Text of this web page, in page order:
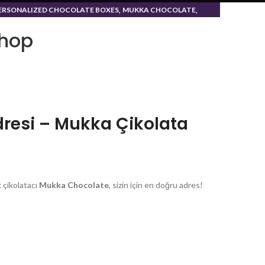
CHOCOLATE BOXES, MUKKA CHOCOLATE,
– Mukka Çikolata
Mukka Chocolate, sizin için en doğru adres!